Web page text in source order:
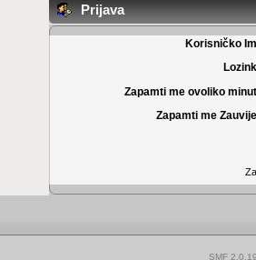
Prijava
Korisničko
Zapamti me ovoliko
Zapamti me
SMF